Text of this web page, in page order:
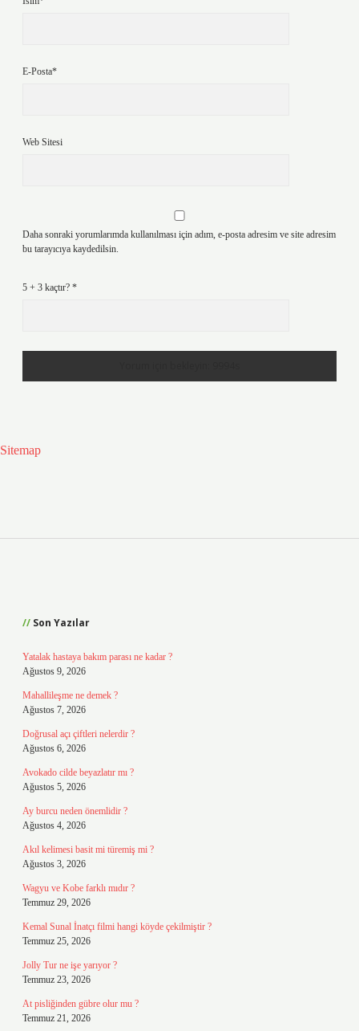
E-Posta*
Web Sitesi
Daha sonraki yorumlarımda kullanılması için adım, e-posta adresim ve site adresim
bu tarayıcıya kaydedilsin.
5 + 3 kaçtır? *
Sitemap
Son Yazılar
Yatalak hastaya bakım parası ne kadar ?
Ağustos 9, 2026
Mahallileşme ne demek ?
Ağustos 7, 2026
Doğrusal açı çiftleri nelerdir ?
Ağustos 6, 2026
Avokado cilde beyazlatır mı ?
Ağustos 5, 2026
Ay burcu neden önemlidir ?
Ağustos 4, 2026
Akıl kelimesi basit mi türemiş mi ?
Ağustos 3, 2026
Wagyu ve Kobe farklı mıdır ?
Temmuz 29, 2026
Kemal Sunal İnatçı filmi hangi köyde çekilmiştir ?
Temmuz 25, 2026
Jolly Tur ne işe yarıyor ?
Temmuz 23, 2026
At pisliğinden gübre olur mu ?
Temmuz 21, 2026